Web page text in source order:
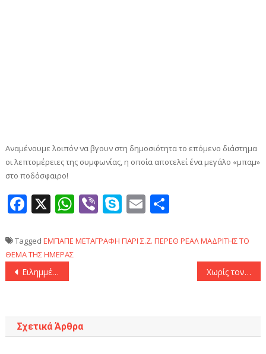
Αναμένουμε λοιπόν να βγουν στη δημοσιότητα το επόμενο διάστημα
οι λεπτομέρειες της συμφωνίας, η οποία αποτελεί ένα μεγάλο «μπαμ»
στο ποδόσφαιρο!
Facebook
X WhatsApp
ViberSkype
Email
Tagged ΕΜΠΑΠΕ ΜΕΤΑΓΡΑΦΗ ΠΑΡΙ Σ.Ζ. ΠΕΡΕΘ ΡΕΑΛ ΜΑΔΡΙΤΗΣΤΟ
ΘΕΜΑ ΤΗΣ ΗΜΕΡΑΣ
Πλοήγηση
Ειλημμένη απόφαση στον ΠΑΟΚ για «διαζύγιο» με τον Τακιανό Χωρίς τον προπονητή του Σάσα Ίλιτς ο Ατρόμητος κόντρα στον Άρη
Σχετικά Άρθρα